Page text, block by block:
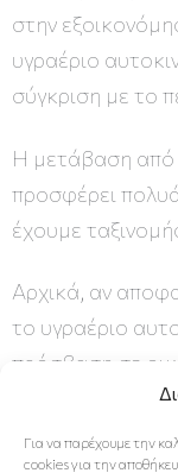
Για να παρέχουμε την
cookies για την
στην
υγραέριο
σύγκριση με το
Η μετάβαση από
προσφέρει
έχουμε
Αρχικά, αν
το υγραέριο
πρόσβαση σε
σας σε ετήσια
το αυτοκίνητό